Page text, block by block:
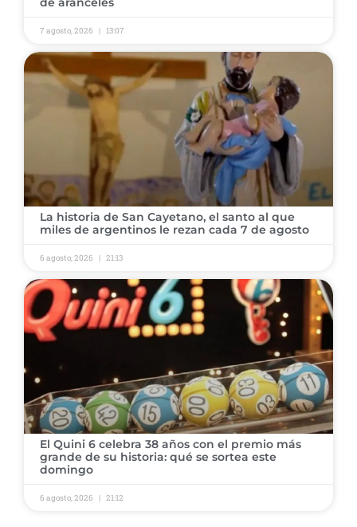
7 agosto, 2026 13:07
La historia de San Cayetano, el santo al que
miles de argentinos le rezan cada 7 de agosto
6 agosto, 2026 21:13
El Quini 6 celebra 38 años con el premio más
grande de su historia: qué se sortea este
domingo
6 agosto, 2026 21:12